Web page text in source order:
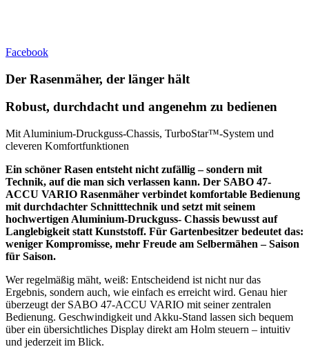
Facebook
Der Rasenmäher, der länger hält
Robust, durchdacht und angenehm zu bedienen
Mit Aluminium-Druckguss-Chassis, TurboStar™-System und
cleveren Komfortfunktionen
Ein schöner Rasen entsteht nicht zufällig – sondern mit
Technik, auf die man sich verlassen kann. Der SABO 47-
ACCU VARIO Rasenmäher verbindet komfortable Bedienung
mit durchdachter Schnitttechnik und setzt mit seinem
hochwertigen Aluminium-Druckguss- Chassis bewusst auf
Langlebigkeit statt Kunststoff. Für Gartenbesitzer bedeutet das:
weniger Kompromisse, mehr Freude am Selbermähen – Saison
für Saison.
Wer regelmäßig mäht, weiß: Entscheidend ist nicht nur das
Ergebnis, sondern auch, wie einfach es erreicht wird. Genau hier
überzeugt der SABO 47-ACCU VARIO mit seiner zentralen
Bedienung. Geschwindigkeit und Akku-Stand lassen sich bequem
über ein übersichtliches Display direkt am Holm steuern – intuitiv
und jederzeit im Blick.